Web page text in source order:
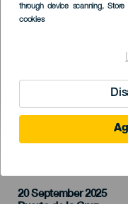
through device scanning, Store
cookies
20 September 2025